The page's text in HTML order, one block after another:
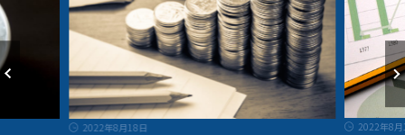
2022年8月18日